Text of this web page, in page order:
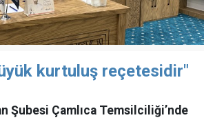
kurtuluş reçetesidir"
Şubesi Çamlıca Temsilciliği’nde